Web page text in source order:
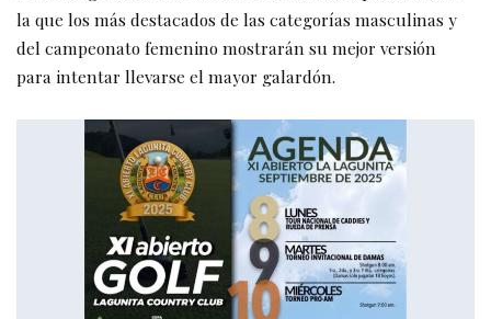
la que los más destacados de las categorías masculinas y
del campeonato femenino mostrarán su mejor versión
para intentar llevarse el mayor galardón.